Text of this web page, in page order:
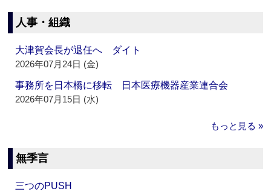
人事・組織
大津賀会長が退任へ ダイト
2026年07月24日 (金)
事務所を日本橋に移転 日本医療機器産業連合会
2026年07月15日 (水)
もっと見る »
無季言
三つのPUSH